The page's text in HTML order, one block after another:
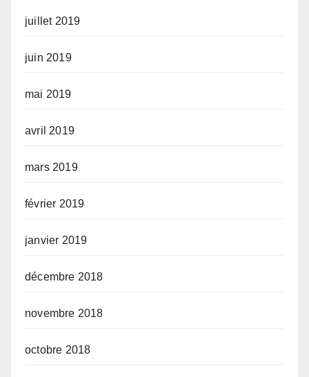
juillet 2019
juin 2019
mai 2019
avril 2019
mars 2019
février 2019
janvier 2019
décembre 2018
novembre 2018
octobre 2018